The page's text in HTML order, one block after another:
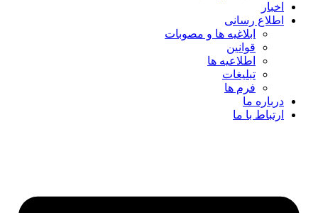
اخبار
اطلاع رسانی
ابلاغیه ها و مصوبات
قوانین
اطلاعیه ها
تبلیغات
فرم ها
درباره ما
ارتباط با ما